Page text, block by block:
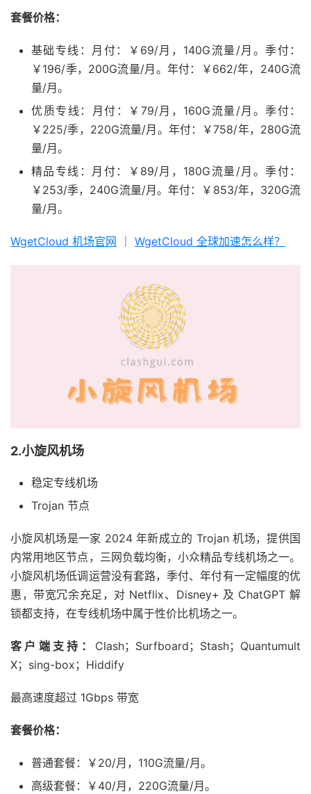
套餐价格：
基础专线：月付：￥69/月，140G流量/月。季付：
￥196/季，200G流量/月。年付：￥662/年，240G流
量/月。
优质专线：月付：￥79/月，160G流量/月。季付：
￥225/季，220G流量/月。年付：￥758/年，280G流
量/月。
精品专线：月付：￥89/月，180G流量/月。季付：
￥253/季，240G流量/月。年付：￥853/年，320G流
量/月。
WgetCloud 机场官网 WgetCloud 全球加速怎么样？
2.小旋风机场
稳定专线机场
Trojan 节点
小旋风机场是一家 2024 年新成立的 Trojan 机场，提供国
内常用地区节点，三网负载均衡，小众精品专线机场之一。
小旋风机场低调运营没有套路，季付、年付有一定幅度的优
惠，带宽冗余充足，对 Netflix、Disney+ 及 ChatGPT 解
锁都支持，在专线机场中属于性价比机场之一。
客户端支持： Clash；Surfboard；Stash；Quantumult
X；sing-box；Hiddify
最高速度超过 1Gbps 带宽
套餐价格：
普通套餐：￥20/月，110G流量/月。
高级套餐：￥40/月，220G流量/月。